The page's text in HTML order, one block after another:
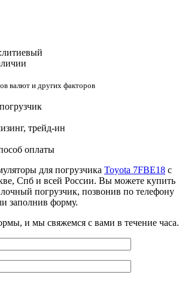
литиевый
валют и других факторов
трейд-ин
оплаты
для погрузчика Toyota 7FBE18 с
Спб и всей России. Вы можете купить
погрузчик, позвонив по телефону
заполнив форму.
и мы свяжемся с вами в течение часа.